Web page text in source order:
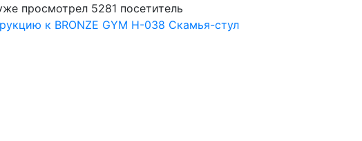
просмотрел 5281 посетитель
к BRONZE GYM H-038 Скамья-стул